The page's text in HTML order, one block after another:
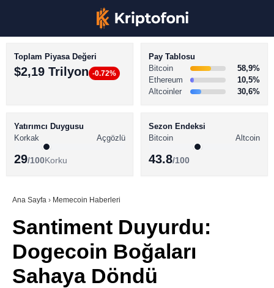
Youtube
TikTok
BİTCOİN HABERLERİ
ALTCOİN HABERLERİ
SÖZLÜK
Toplam Piyasa Değeri
$2,19 Trilyon -0.72%
Pay Tablosu
Bitcoin
58,9%
Ethereum
10,5%
Altcoinler
30,6%
Yatırımcı Duygusu
Korkak
Açgözlü
29/100Korku
Sezon Endeksi
Bitcoin
Altcoin
43.8/100
Ana Sayfa › Memecoin Haberleri
Santiment Duyurdu:
Dogecoin Boğaları
Sahaya Döndü